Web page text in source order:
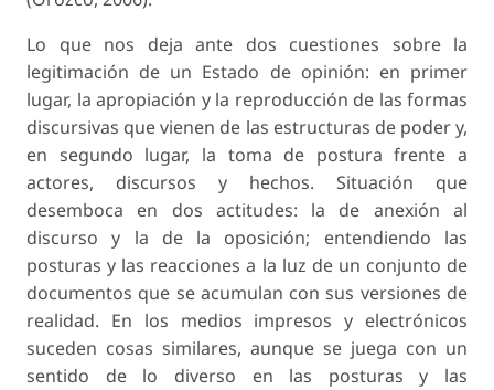
Lo que nos deja ante dos cuestiones sobre la
legitimación de un Estado de opinión: en primer
lugar, la apropiación y la reproducción de las formas
discursivas que vienen de las estructuras de poder y,
en segundo lugar, la toma de postura frente a
actores, discursos y hechos. Situación que
desemboca en dos actitudes: la de anexión al
discurso y la de la oposición; entendiendo las
posturas y las reacciones a la luz de un conjunto de
documentos que se acumulan con sus versiones de
realidad. En los medios impresos y electrónicos
suceden cosas similares, aunque se juega con un
sentido de lo diverso en las posturas y las